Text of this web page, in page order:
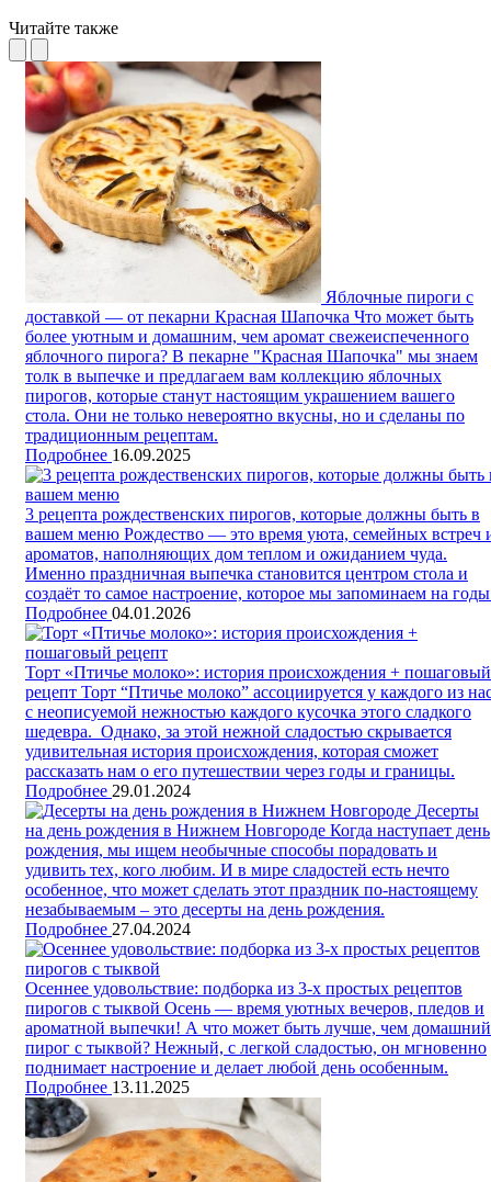
Читайте также
Яблочные пироги с
доставкой — от пекарни Красная Шапочка Что может быть
более уютным и домашним, чем аромат свежеиспеченного
яблочного пирога? В пекарне "Красная Шапочка" мы знаем
толк в выпечке и предлагаем вам коллекцию яблочных
пирогов, которые станут настоящим украшением вашего
стола. Они не только невероятно вкусны, но и сделаны по
традиционным рецептам.
Подробнее 16.09.2025
3 рецепта рождественских пирогов, которые должны быть в
вашем меню Рождество — это время уюта, семейных встреч
ароматов, наполняющих дом теплом и ожиданием чуда.
Именно праздничная выпечка становится центром стола и
создаёт то самое настроение, которое мы запоминаем на
Подробнее 04.01.2026
Торт «Птичье молоко»: история происхождения + пошаговый
рецепт Торт “Птичье молоко” ассоциируется у каждого из
с неописуемой нежностью каждого кусочка этого сладкого
шедевра. Однако, за этой нежной сладостью скрывается
удивительная история происхождения, которая сможет
рассказать нам о его путешествии через годы и границы.
Подробнее 29.01.2024
Десерты
на день рождения в Нижнем Новгороде Когда наступает день
рождения, мы ищем необычные способы порадовать и
удивить тех, кого любим. И в мире сладостей есть нечто
особенное, что может сделать этот праздник по-настоящему
незабываемым – это десерты на день рождения.
Подробнее 27.04.2024
Осеннее удовольствие: подборка из 3-х простых рецептов
пирогов с тыквой Осень — время уютных вечеров, пледов и
ароматной выпечки! А что может быть лучше, чем домашний
пирог с тыквой? Нежный, с легкой сладостью, он мгновенно
поднимает настроение и делает любой день особенным.
Подробнее 13.11.2025